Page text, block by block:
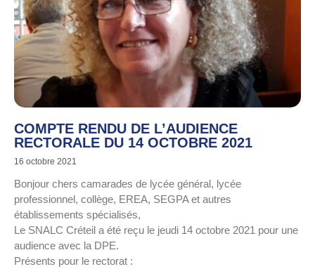
COMPTE RENDU DE L’AUDIENCE
RECTORALE DU 14 OCTOBRE 2021
16 octobre 2021
Bonjour chers camarades de lycée général, lycée
professionnel, collège, EREA, SEGPA et autres
établissements spécialisés,
Le SNALC Créteil a été reçu le jeudi 14 octobre 2021 pour une
audience avec la DPE.
Présents pour le rectorat :